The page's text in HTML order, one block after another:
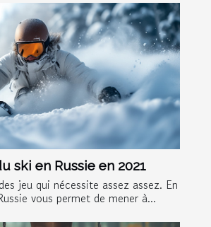
ski en Russie en 2021
jeu qui nécessite assez assez. En
vous permet de mener à...